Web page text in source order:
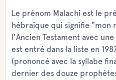
Le prénom Malachi est le
hébraïque qui signifie "mon
l'Ancien Testament avec
est entré dans la liste en
(prononcé avec la syllabe
dernier des douze